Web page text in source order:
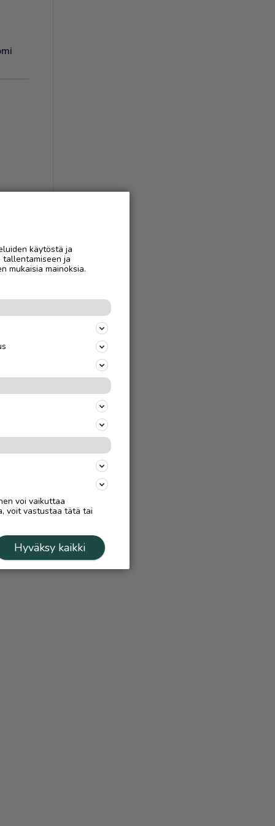
käytöstä ja
ja
mukaisia mainoksia.
voi vaikuttaa
voit vastustaa tätä tai
Hyväksy kaikki